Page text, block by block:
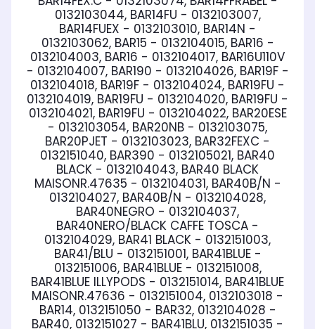
0132103044, BAR14FU - 0132103007,
BAR14FUEX - 0132103010, BAR14N -
0132103062, BAR15 - 0132104015, BAR16 -
0132104003, BAR16 - 0132104017, BAR16U110V
- 0132104007, BAR190 - 0132104026, BAR19F -
0132104018, BAR19F - 0132104024, BAR19FU -
0132104019, BAR19FU - 0132104020, BAR19FU -
0132104021, BAR19FU - 0132104022, BAR20ESE
- 0132103054, BAR20NB - 0132103075,
BAR20PJET - 0132103023, BAR32FEXC -
0132151040, BAR390 - 0132105021, BAR40
BLACK - 0132104043, BAR40 BLACK
MAISONR.47635 - 0132104031, BAR40B/N -
0132104027, BAR40B/N - 0132104028,
BAR40NEGRO - 0132104037,
BAR40NERO/BLACK CAFFE TOSCA -
0132104029, BAR41 BLACK - 0132151003,
BAR41/BLU - 0132151001, BAR41BLUE -
0132151006, BAR41BLUE - 0132151008,
BAR41BLUE ILLYPODS - 0132151014, BAR41BLUE
MAISONR.47636 - 0132151004, 0132103018 -
BAR14, 0132151050 - BAR32, 0132104028 -
BAR40, 0132151027 - BAR41BLU, 0132151035 -